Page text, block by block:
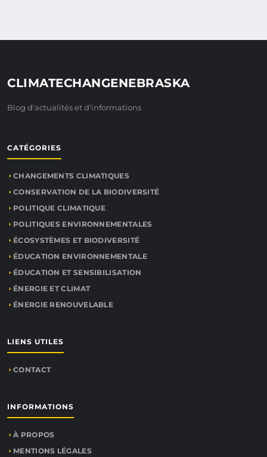
CLIMATECHANGENEBRASKA
Blog d'actualités et d'informations
CATÉGORIES
CHANGEMENTS CLIMATIQUES
CONSERVATION DE LA BIODIVERSITÉ
POLITIQUE CLIMATIQUE
POLITIQUES ENVIRONNEMENTALES
ÉCOSYSTÈMES ET BIODIVERSITÉ
ÉDUCATION ENVIRONNEMENTALE
ÉDUCATION ET SENSIBILISATION
ÉNERGIE ET CLIMAT
ÉNERGIE RENOUVELABLE
LIENS UTILES
CONTACT
INFORMATIONS
À PROPOS
MENTIONS LÉGALES